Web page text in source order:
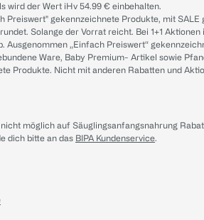
wird der Wert iHv 54.99 € einbehalten.
Preiswert" gekennzeichnete Produkte, mit
Solange der Vorrat reicht. Bei 1+1
Ausgenommen „Einfach Preiswert“
Ware, Baby Premium- Artikel sowie
Produkte. Nicht mit anderen Rabatten und
möglich auf Säuglingsanfangsnahrung
dich bitte an das BIPA Kundenservice.